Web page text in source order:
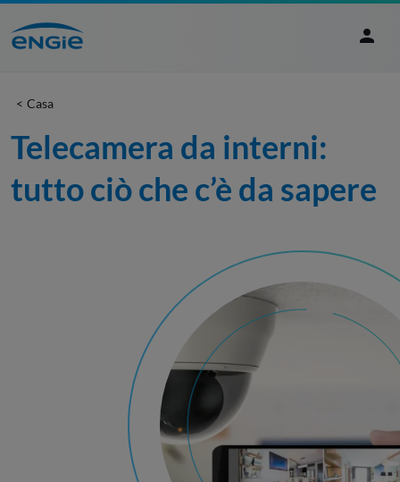
Casa
Telecamera da interni:
tutto ciò che c’è da sapere